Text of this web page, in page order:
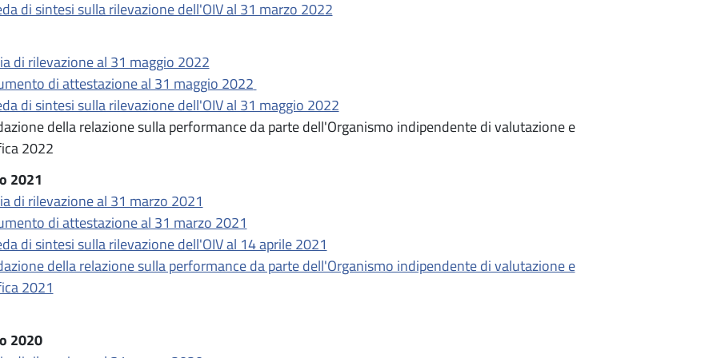
di sintesi sulla rilevazione dell'OIV al 31 marzo 2022
di rilevazione al 31 maggio 2022
di attestazione al 31 maggio 2022
di sintesi sulla rilevazione dell'OIV al 31 maggio 2022
della relazione sulla performance da parte dell'Organismo indipendente di valutazione e
2022
2021
di rilevazione al 31 marzo 2021
di attestazione al 31 marzo 2021
di sintesi sulla rilevazione dell'OIV al 14 aprile 2021
della relazione sulla performance da parte dell'Organismo indipendente di valutazione e
2021
2020